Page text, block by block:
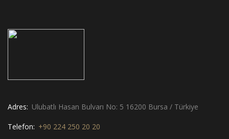
Adres: Ulubatlı Hasan Bulvarı No: 5 16200 Bursa / Türkiye
Telefon: +90 224 250 20 20